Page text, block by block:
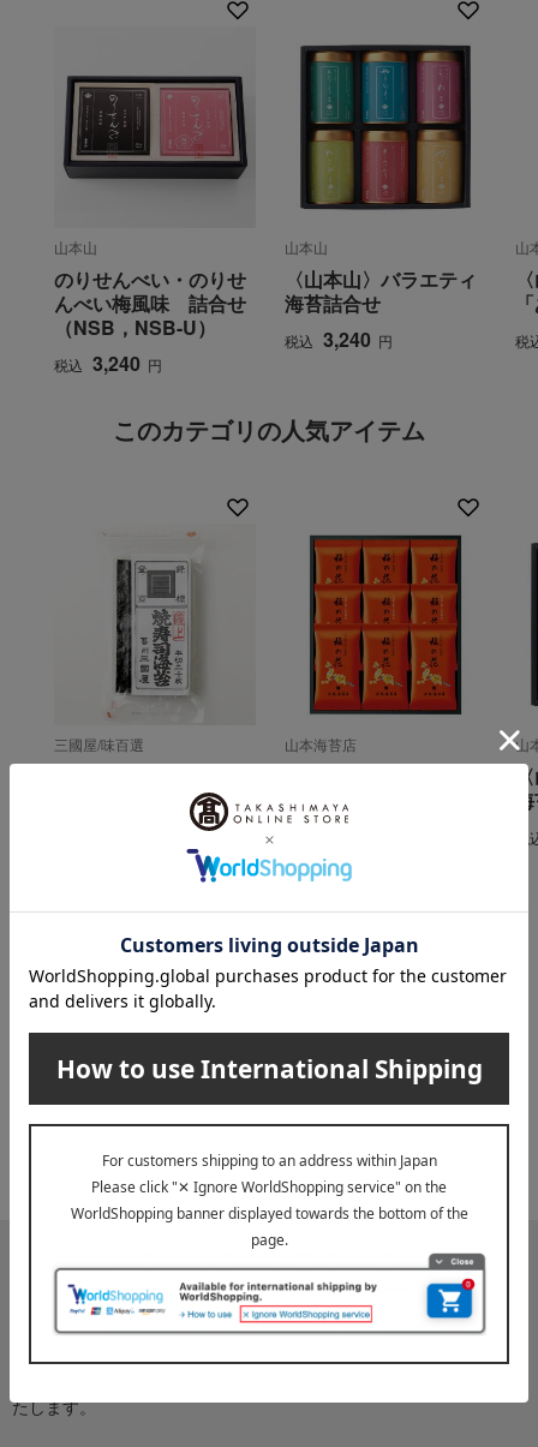
山本山
のりせんべい・のりせ
んべい梅風味 詰合せ
（NSB，NSB-U）
税込 3,240 円
山本山
〈山本山〉バラエティ
海苔詰合せ
税込 3,240 円
山
税
このカテゴリの人気アイテム
三國屋/味百選 山本海苔店
り詰合せ
山
税
INFORMATION
大切なお知らせ
『お届け先のご住所』ご確認のお願い
メールマガジン
送料無料クーポンやキャンペーン、新着・SALE・おすすめ商品な
たします。